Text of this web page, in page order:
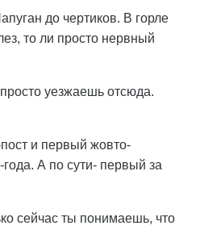
до чертиков. В горле
то ли просто нервный
уезжаешь отсюда.
и первый жовто-
А по сути- первый за
сейчас ты понимаешь, что